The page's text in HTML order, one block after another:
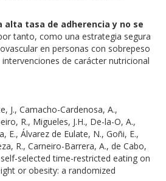
tasa de adherencia y no se
tanto, como una estrategia segura
en personas con sobrepeso
de carácter nutricional
J., Camacho-Cardenosa, A.,
R., Migueles, J.H., De-la-O, A.,
E., Álvarez de Eulate, N., Goñi, E.,
R., Carneiro-Barrera, A., de Cabo,
selected time-restricted eating on
or obesity: a randomized